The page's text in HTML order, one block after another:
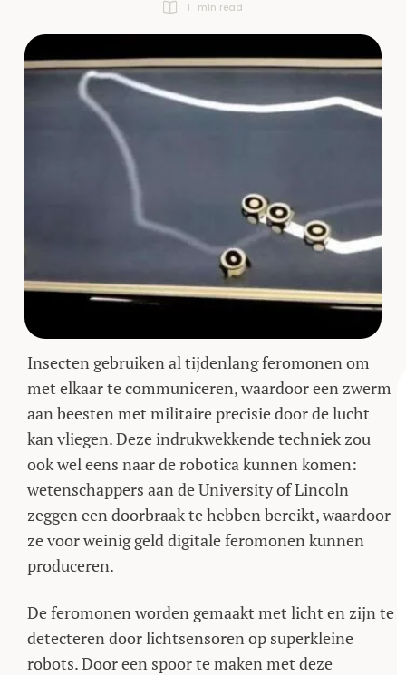
1
min read
Insecten gebruiken al tijdenlang feromonen om
met elkaar te communiceren, waardoor een zwerm
aan beesten met militaire precisie door de lucht
kan vliegen. Deze indrukwekkende techniek zou
ook wel eens naar de robotica kunnen komen:
wetenschappers aan de University of Lincoln
zeggen een doorbraak te hebben bereikt, waardoor
ze voor weinig geld digitale feromonen kunnen
produceren.
De feromonen worden gemaakt met licht en zijn te
detecteren door lichtsensoren op superkleine
robots. Door een spoor te maken met deze